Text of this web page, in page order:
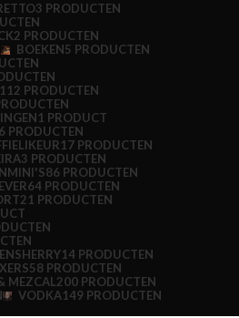
3 PRODUCTEN
2 PRODUCTEN
BOEKEN5 PRODUCTEN
12 PRODUCTEN
1 PRODUCT
6 PRODUCTEN
17 PRODUCTEN
3 PRODUCTEN
MINI'S86 PRODUCTEN
64 PRODUCTEN
21 PRODUCTEN
SHERRY14 PRODUCTEN
58 PRODUCTEN
MEZCAL200 PRODUCTEN
VODKA149 PRODUCTEN